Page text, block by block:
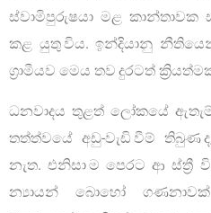
ස්වාමිපුරුෂයා මළ කාන්තාවක
කළ යුතු විය. ඉන්දියානු
ග්‍රාමීයව මෙය තව දුරටත්
ධනවාදය තුළත් ලෝකයේ
තත්ත්වයේ අඩු-වැඩි වීම් තිබුණ
නැත. එනිසා ම පෙරට ආ ස්ත්‍රී
න්‍යායන් බොහෝ ගණනාවක්